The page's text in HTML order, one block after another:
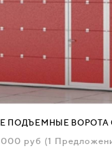
ПОДЪЕМНЫЕ ВОРОТА
000 руб (1